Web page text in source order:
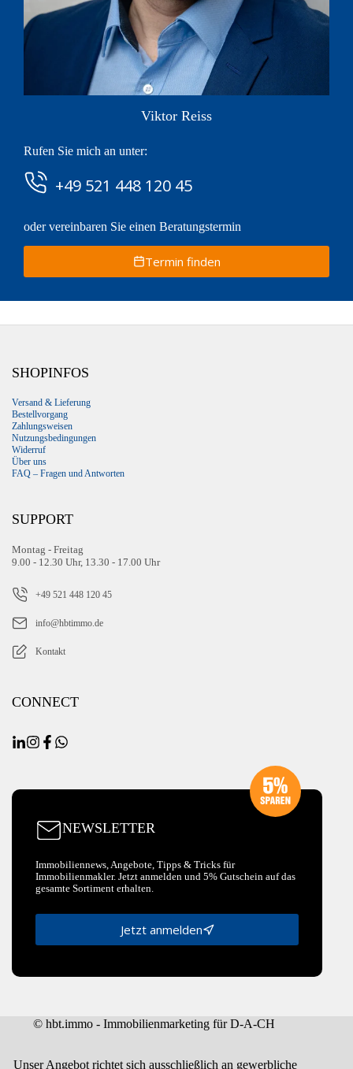
Viktor Reiss
Rufen Sie mich an unter:
+49 521 448 120 45
oder vereinbaren Sie einen Beratungstermin
Termin finden
SHOPINFOS
Versand & Lieferung
Bestellvorgang
Zahlungsweisen
Nutzungsbedingungen
Widerruf
Über uns
FAQ – Fragen und Antworten
SUPPORT
Montag - Freitag
9.00 - 12.30 Uhr, 13.30 - 17.00 Uhr
+49 521 448 120 45
info@hbtimmo.de
Kontakt
CONNECT
NEWSLETTER
Immobiliennews, Angebote, Tipps & Tricks für
Immobilienmakler. Jetzt anmelden und 5% Gutschein auf das
gesamte Sortiment erhalten.
Jetzt anmelden
© hbt.immo - Immobilienmarketing für D-A-CH
Unser Angebot richtet sich ausschließlich an gewerbliche